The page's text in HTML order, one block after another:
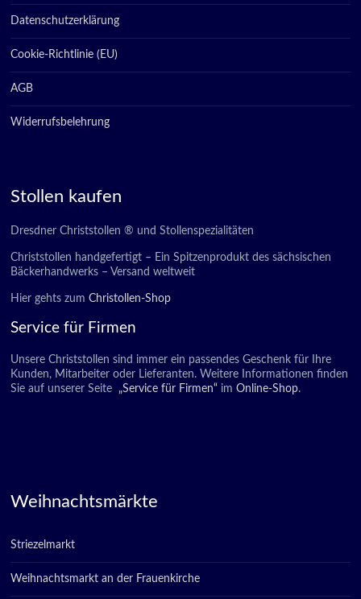
Datenschutzerklärung
Cookie-Richtlinie (EU)
AGB
Widerrufsbelehrung
Stollen kaufen
Dresdner Christstollen ® und Stollenspezialitäten
Christstollen handgefertigt – Ein Spitzenprodukt des sächsischen
Bäckerhandwerks – Versand weltweit
Hier gehts zumChristollen-Shop
Service für Firmen
Unsere Christstollen sind immer ein passendes Geschenk für Ihre
Kunden, Mitarbeiter oder Lieferanten. Weitere Informationen finden
Sie auf unserer Seite
„Service für Firmen“ im Online-Shop.
Weihnachtsmärkte
Striezelmarkt
Weihnachtsmarkt an der Frauenkirche